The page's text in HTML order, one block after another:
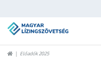
Előadók 2025